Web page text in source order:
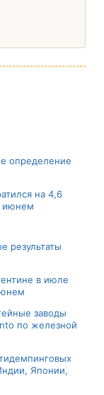
определение
на 4,6
июнем
результаты
в июле
заводы
по железной
Японии,